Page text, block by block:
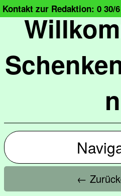
n
Kontakt zur Redaktion: 0 30/6
←